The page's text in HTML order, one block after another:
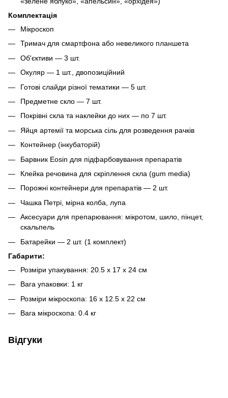
Комплектація
Мікроскоп
Тримач для смартфона або невеликого планшета
Об'єктиви — 3 шт.
Окуляр — 1 шт., двопозиційний
Готові слайди різної тематики — 5 шт.
Предметне скло — 7 шт.
Покрівні скла та наклейки до них — по 7 шт.
Яйця артемії та морська сіль для розведення рачків
Контейнер (інкубаторій)
Барвник Eosin для підфарбовування препаратів
Клейка речовина для скріплення скла (gum media)
Порожні контейнери для препаратів — 2 шт.
Чашка Петрі, мірна колба, лупа
Аксесуари для препарювання: мікротом, шило, пінцет,
скальпель
Батарейки — 2 шт. (1 комплект)
Габарити:
Розміри упакування: 20.5 x 17 x 24 см
Вага упаковки: 1 кг
Розміри мікроскопа: 16 x 12.5 x 22 см
Вага мікроскопа: 0.4 кг
Відгуки